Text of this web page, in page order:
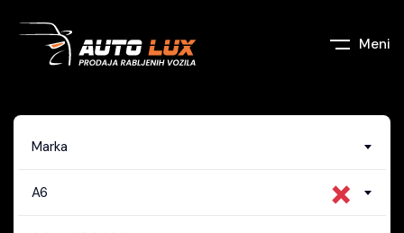
Meni
Marka
×
A6